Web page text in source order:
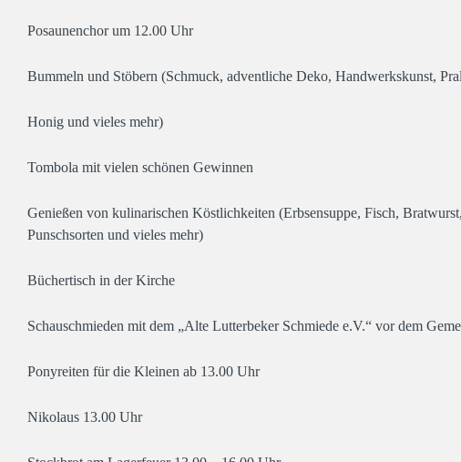
Posaunenchor um 12.00 Uhr
Bummeln und Stöbern (Schmuck, adventliche Deko, Handwerkskunst,
Honig und vieles mehr)
Tombola mit vielen schönen Gewinnen
Genießen von kulinarischen Köstlichkeiten (Erbsensuppe, Fisch,
Punschsorten und vieles mehr)
Büchertisch in der Kirche
Schauschmieden mit dem „Alte Lutterbeker Schmiede e.V.“ vor dem
Ponyreiten für die Kleinen ab 13.00 Uhr
Nikolaus 13.00 Uhr